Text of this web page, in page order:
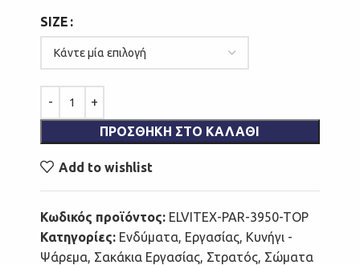
SIZE
ΠΡΟΣΘΉΚΗ ΣΤΟ ΚΑΛΆΘΙ
Add to wishlist
Κωδικός προϊόντος: ELVITEX-PAR-3950-TOP
Κατηγορίες: Ενδύματα, Εργασίας, Κυνήγι -
Ψάρεμα, Σακάκια Εργασίας, Στρατός, Σώματα